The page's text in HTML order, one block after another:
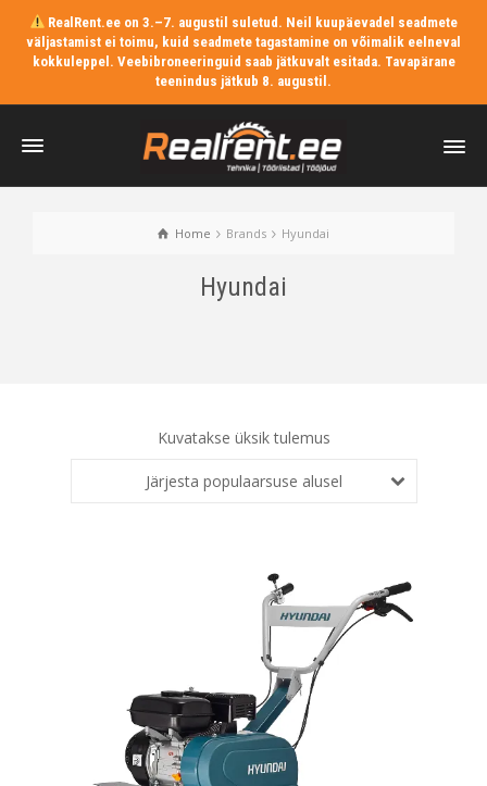
RealRent.ee on 3.–7. augustil suletud. Neil kuupäevadel seadmete
väljastamist ei toimu, kuid seadmete tagastamine on võimalik eelneval
kokkuleppel. Veebibroneeringuid saab jätkuvalt esitada. Tavapärane
teenindus jätkub 8. augustil.
Home Brands Hyundai
Hyundai
Kuvatakse üksik tulemus
Järjesta populaarsuse alusel